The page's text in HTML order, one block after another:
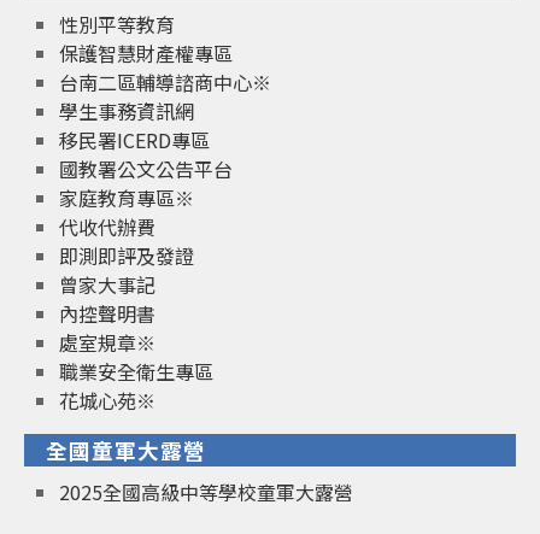
性別平等教育
保護智慧財產權專區
台南二區輔導諮商中心※
學生事務資訊網
移民署ICERD專區
國教署公文公告平台
家庭教育專區※
代收代辦費
即測即評及發證
曾家大事記
內控聲明書
處室規章※
職業安全衛生專區
花城心苑※
全國童軍大露營
2025全國高級中等學校童軍大露營